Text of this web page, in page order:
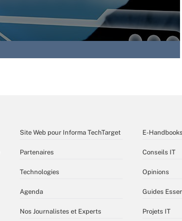
Site Web pour Informa TechTarget
Partenaires
Technologies
Agenda
Nos Journalistes et Experts
E-Handbooks
Conseils IT
Opinions
Guides
Projets IT